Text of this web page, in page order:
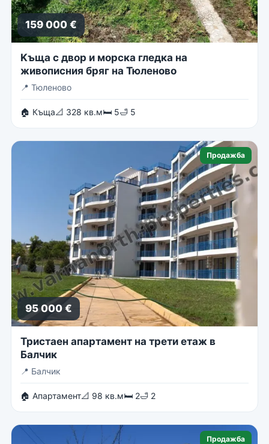
159 000 €
Kъща с двор и морска гледка на
живописния бряг на Тюленово
📍 Тюленово
🏠 Къща📐 328 кв.м🛏 5🛁 5
Продажба
95 000 €
Тристаен апартамент на трети етаж в
Балчик
📍 Балчик
🏠 Апартамент📐 98 кв.м🛏 2🛁 2
Продажба